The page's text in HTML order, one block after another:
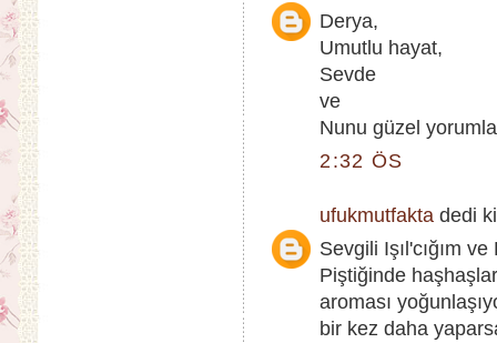
Derya,
Umutlu hayat,
Sevde
ve
Nunu güzel
2:32 ÖS
ufukmutfakta dedi
Sevgili Işıl'cığım
Piştiğinde
aroması
bir kez daha